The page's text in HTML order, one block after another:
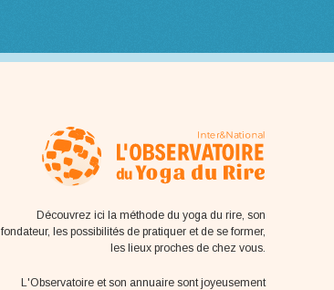
Découvrez ici la méthode du yoga du rire, son
fondateur, les possibilités de pratiquer et de se former,
les lieux proches de chez vous.
L'Observatoire et son annuaire sont joyeusement